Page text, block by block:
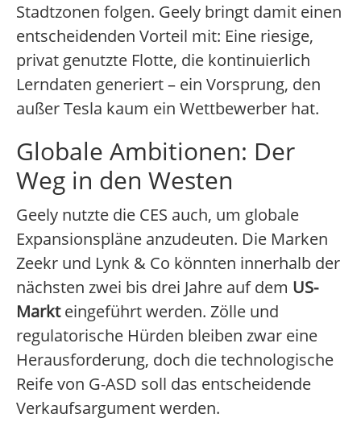
Stadtzonen folgen. Geely bringt damit einen
entscheidenden Vorteil mit: Eine riesige,
privat genutzte Flotte, die kontinuierlich
Lerndaten generiert – ein Vorsprung, den
außer Tesla kaum ein Wettbewerber hat.
Globale Ambitionen: Der
Weg in den Westen
Geely nutzte die CES auch, um globale
Expansionspläne anzudeuten. Die Marken
Zeekr und Lynk & Co könnten innerhalb der
nächsten zwei bis drei Jahre auf dem US-
Markteingeführt werden. Zölle und
regulatorische Hürden bleiben zwar eine
Herausforderung, doch die technologische
Reife von G-ASD soll das entscheidende
Verkaufsargument werden.